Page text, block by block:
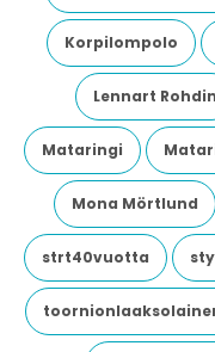
Korpilompolo
Lennart Rohdin
Mataringi
Mona Mörtlund
strt40vuotta